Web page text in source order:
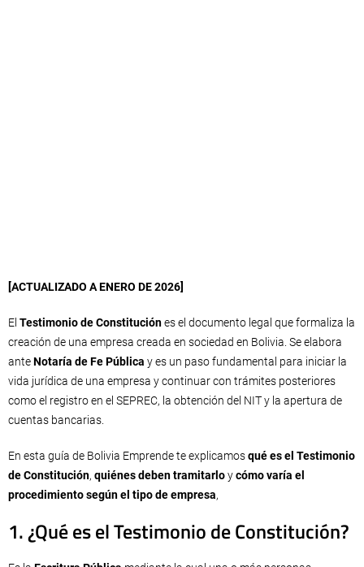
[ACTUALIZADO A ENERO DE 2026]
El Testimonio de Constituciónes el documento legal que formaliza la
creación de una empresa creada en sociedad en Bolivia. Se elabora
anteNotaría de Fe Pública y es un paso fundamental para iniciar la
vida jurídica de una empresa y continuar con trámites posteriores
como el registro en el SEPREC, la obtención del NIT y la apertura de
cuentas bancarias.
En esta guía de Bolivia Emprende te explicamosqué es el Testimonio
de Constitución, quiénes deben tramitarloycómo varía el
procedimiento según el tipo de empresa,
1. ¿Qué es el Testimonio de Constitución?